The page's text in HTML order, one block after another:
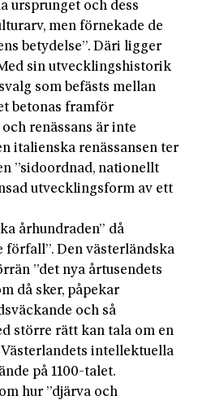
ursprunget och dess
men förnekade de
betydelse”. Däri ligger
sin utvecklingshistorik
som befästs mellan
betonas framför
renässans är inte
italienska renässansen ter
”sidoordnad, nationellt
utvecklingsform av ett
århundraden” då
förfall”. Den västerländska
”det nya årtusendets
då sker, påpekar
och så
större rätt kan tala om en
intellektuella
på 1100-talet.
hur ”djärva och